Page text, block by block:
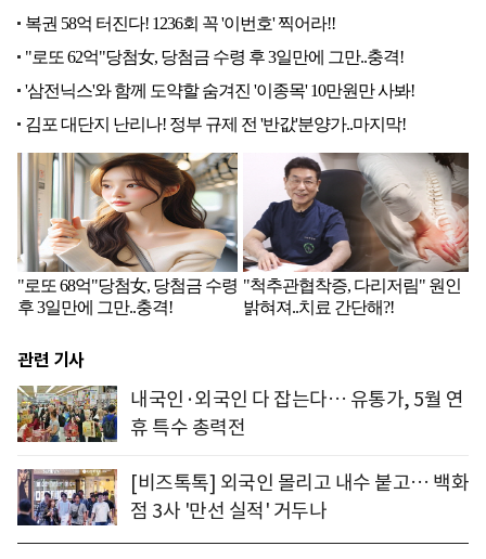
관련 기사
내국인·외국인 다 잡는다… 유통가, 5월 연
휴 특수 총력전
[비즈톡톡] 외국인 몰리고 내수 붙고… 백화
점 3사 '만선 실적' 거두나